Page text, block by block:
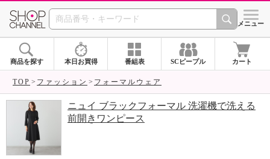
SHOP CHANNEL シメニュー
商品を探す 本日お買得 番組表 SCピープル カート
TOP ファッション フォーマルウェア
ニュイ ブラックフォーマル 洗濯機で洗える
前開きワンピース